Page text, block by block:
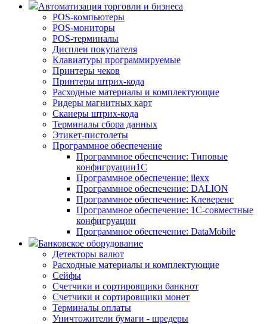
Автоматизация торговли и бизнеса
POS-компьютеры
POS-мониторы
POS-терминалы
Дисплеи покупателя
Клавиатуры программируемые
Принтеры чеков
Принтеры штрих-кода
Расходные материалы и комплектующие
Ридеры магнитных карт
Сканеры штрих-кода
Терминалы сбора данных
Этикет-пистолеты
Программное обеспечение
Программное обеспечение: Типовые
конфигруации1С
Программное обеспечение: ilexx
Программное обеспечение: DALION
Программное обеспечение: Клеверенс
Программное обеспечение: 1С-совместные
конфигруации
Программное обеспечение: DataMobile
Банковское оборудование
Детекторы валют
Расходные материалы и комплектующие
Сейфы
Счетчики и сортировщики банкнот
Счетчики и сортировщики монет
Терминалы оплаты
Уничтожители бумаги - шредеры